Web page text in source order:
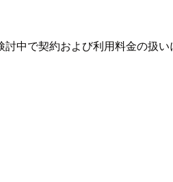
中で契約および利用料金の扱